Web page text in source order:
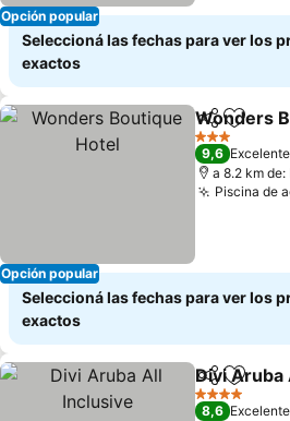
Opción popular
Seleccioná las fechas para ver los
exactos
Opción popular
Compartir
Wonders
3 Estrellas
9,6 Excelente
a 8.2 km de:
Piscina de
Seleccioná las fechas para ver los
exactos
Compartir
Divi Aruba
4 Estrellas
8,6 Excelente